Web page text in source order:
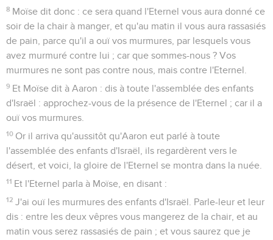
8 Moïse dit donc : ce sera quand l'Eternel vous aura donné ce
soir de la chair à manger, et qu'au matin il vous aura rassasiés
de pain, parce qu'il a ouï vos murmures, par lesquels vous
avez murmuré contre lui ; car que sommes-nous ? Vos
murmures ne sont pas contre nous, mais contre l'Eternel.
9 Et Moïse dit à Aaron : dis à toute l'assemblée des enfants
d'Israël : approchez-vous de la présence de l'Eternel ; car il a
ouï vos murmures.
10 Or il arriva qu'aussitôt qu'Aaron eut parlé à toute
l'assemblée des enfants d'Israël, ils regardèrent vers le
désert, et voici, la gloire de l'Eternel se montra dans la nuée.
11 Et l'Eternel parla à Moïse, en disant :
12 J'ai ouï les murmures des enfants d'Israël. Parle-leur et leur
dis : entre les deux vêpres vous mangerez de la chair, et au
matin vous serez rassasiés de pain ; et vous saurez que je